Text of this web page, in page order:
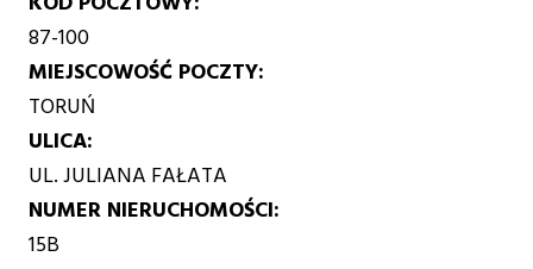
87-100
MIEJSCOWOŚĆ POCZTY
TORUŃ
ULICA
UL. JULIANA FAŁATA
NUMER NIERUCHOMOŚCI
15B